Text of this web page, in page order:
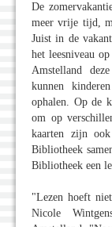
De
meer vrije tijd,
Juist in de
het leesniveau
Amstelland
kunnen
ophalen. Op de
om op
kaarten zijn ook
Bibliotheek
Bibliotheek een
"Lezen hoeft
Nicole